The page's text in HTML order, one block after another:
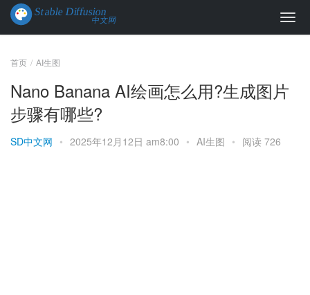
首页 AI生图
Nano Banana AI绘画怎么用?生成图片
步骤有哪些?
SD中文网 • 2025年12月12日 am8:00 • AI生图 • 阅读 726